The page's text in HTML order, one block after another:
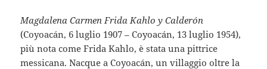
Magdalena Carmen Frida Kahlo y Calderón
(Coyoacán, 6 luglio 1907 – Coyoacán, 13 luglio 1954),
più nota come Frida Kahlo, è stata una pittrice
messicana. Nacque a Coyoacán, un villaggio oltre la